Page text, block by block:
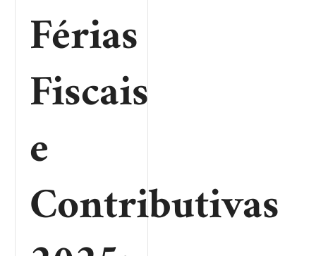
Férias
Fiscais
e
Contributivas